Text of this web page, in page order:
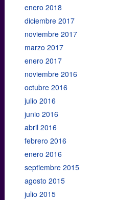
enero 2018
diciembre 2017
noviembre 2017
marzo 2017
enero 2017
noviembre 2016
octubre 2016
julio 2016
junio 2016
abril 2016
febrero 2016
enero 2016
septiembre 2015
agosto 2015
julio 2015